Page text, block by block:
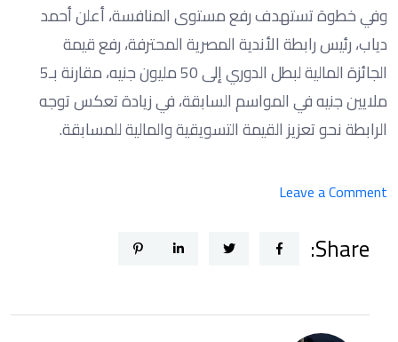
وفي خطوة تستهدف رفع مستوى المنافسة، أعلن أحمد
دياب، رئيس رابطة الأندية المصرية المحترفة، رفع قيمة
الجائزة المالية لبطل الدوري إلى 50 مليون جنيه، مقارنة بـ5
ملايين جنيه في المواسم السابقة، في زيادة تعكس توجه
الرابطة نحو تعزيز القيمة التسويقية والمالية للمسابقة.
Leave a Comment
قمم
الدور
Share: